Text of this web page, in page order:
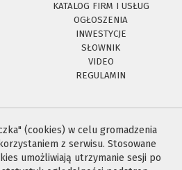
KATALOG FIRM I USŁUG
OGŁOSZENIA
INWESTYCJE
SŁOWNIK
VIDEO
REGULAMIN
(cookies) w celu gromadzenia
z serwisu. Stosowane
umożliwiają utrzymanie sesji po